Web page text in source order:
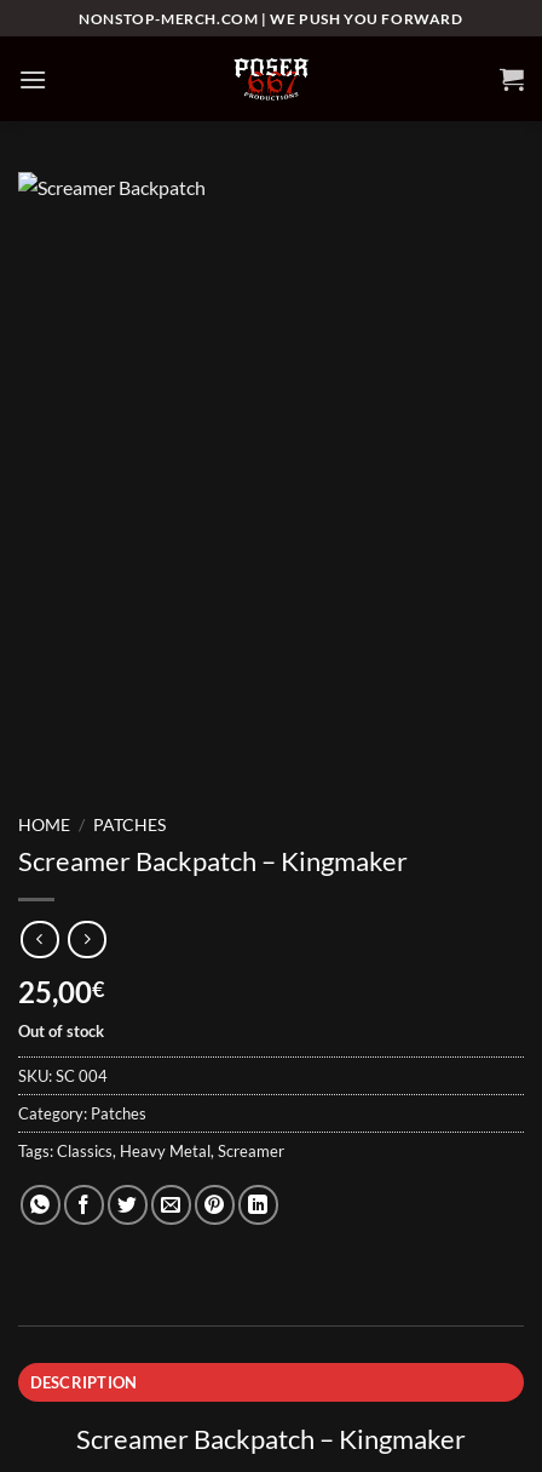
to
content
NONSTOP-MERCH.COM | WE PUSH YOU FORWARD
HOME / PATCHES
Screamer Backpatch – Kingmaker
25,00€
Out of stock
SKU:SC 004
Category: Patches
Tags:Classics, Heavy Metal,Screamer
DESCRIPTION
Screamer Backpatch – Kingmaker